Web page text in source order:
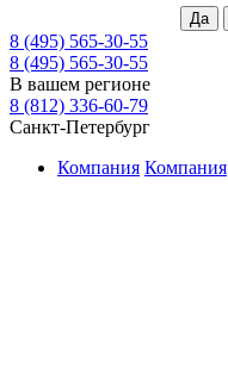
8 (495) 565-30-55
8 (495) 565-30-55
В вашем регионе
8 (812) 336-60-79
Санкт-Петербург
Компания Компания